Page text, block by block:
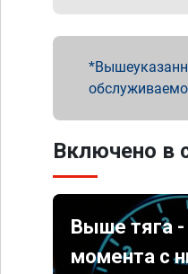
Включено в
Выше тяга -
момента с